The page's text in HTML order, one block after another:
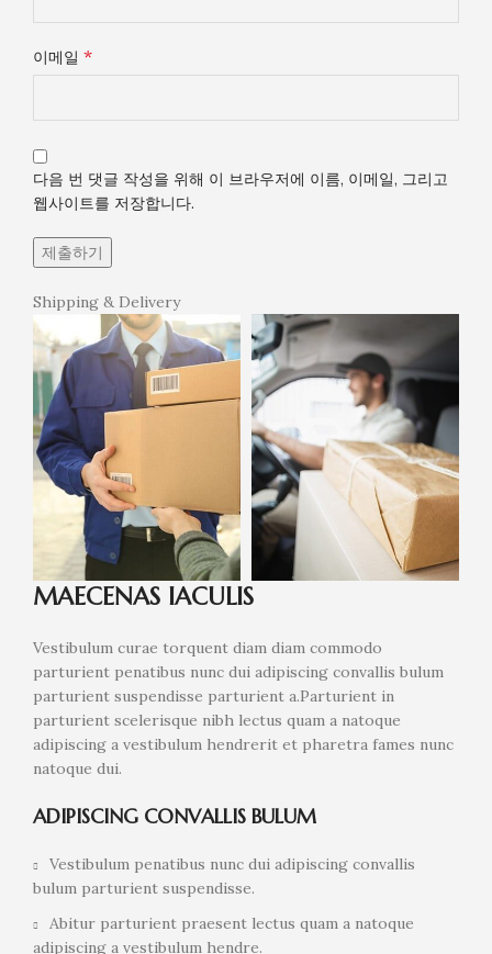
이메일 *
다음 번 댓글 작성을 위해 이 브라우저에 이름, 이메일, 그리고
웹사이트를 저장합니다.
Shipping & Delivery
MAECENAS IACULIS
Vestibulum curae torquent diam diam commodo
parturient penatibus nunc dui adipiscing convallis bulum
parturient suspendisse parturient a.Parturient in
parturient scelerisque nibh lectus quam a natoque
adipiscing a vestibulum hendrerit et pharetra fames nunc
natoque dui.
ADIPISCING CONVALLIS BULUM
Vestibulum penatibus nunc dui adipiscing convallis
bulum parturient suspendisse.
Abitur parturient praesent lectus quam a natoque
adipiscing a vestibulum hendre.